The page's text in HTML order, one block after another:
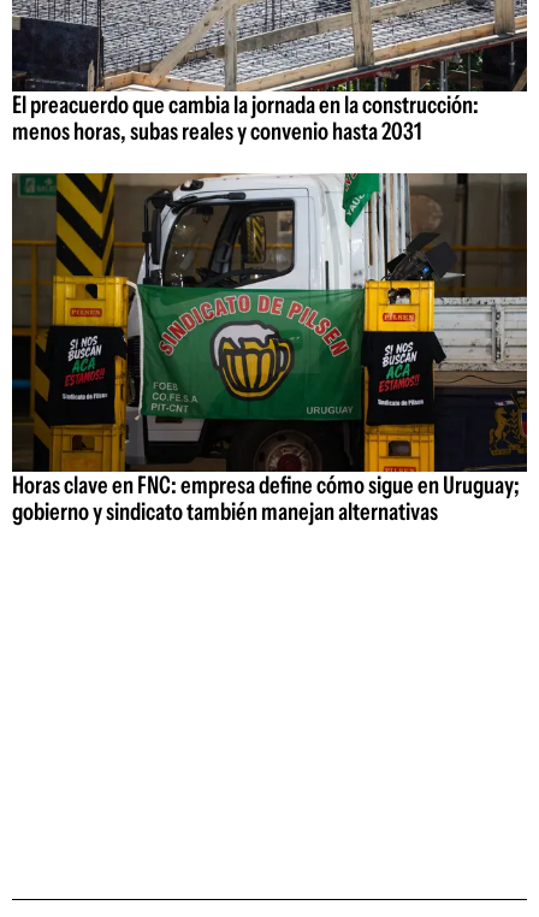
El preacuerdo que cambia la jornada en la construcción:
menos horas, subas reales y convenio hasta 2031
Horas clave en FNC: empresa define cómo sigue en Uruguay;
gobierno y sindicato también manejan alternativas